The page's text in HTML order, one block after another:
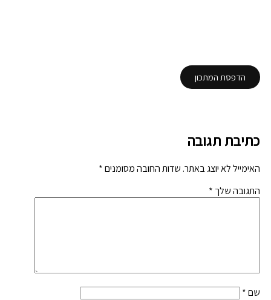
הדפסת המתכון
כתיבת תגובה
האימייל לא יוצג באתר. שדות החובה מסומנים*
התגובה שלך *
שם*